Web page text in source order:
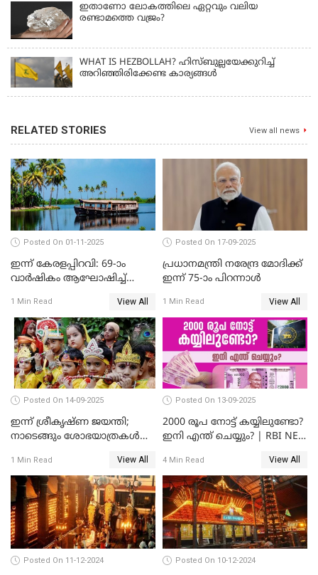
ഇതാണോ ലോകത്തിലെ ഏറ്റവും വലിയ
രണ്ടാമത്തെ വജ്രം?
WHAT IS HEZBOLLAH? ഹിസ്ബുല്ലയേക്കുറിച്ച്
അറിഞ്ഞിരിക്കേണ്ട കാര്യങ്ങൾ
RELATED STORIES View all news
Posted On 01-11-2025
ഇന്ന് കേരളപ്പിറവി: 69-ാം
വാർഷികം ആഘോഷിച്ച്
1 Min Read View All
Posted On 17-09-2025
പ്രധാനമന്ത്രി നരേന്ദ്ര മോദിക്ക്
ഇന്ന് 75-ാം പിറന്നാള്‍
1 Min Read View All
Posted On 14-09-2025
ഇന്ന് ശ്രീകൃഷ്ണ ജയന്തി;
നാടെങ്ങും ശോഭയാത്രകൾ
1 Min Read View All
Posted On 13-09-2025
2000 രൂപ നോട്ട് കയ്യിലുണ്ടോ?
ഇനി എന്ത് ചെയ്യും? | RBI NEW
4 Min Read View All
Posted On 11-12-2024 Posted On 10-12-2024